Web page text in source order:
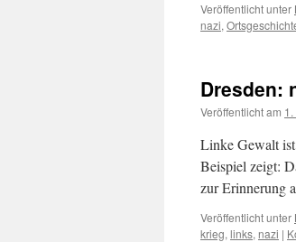
Veröffentlicht unter
nazi,
Dresden:
Veröffentlicht am
Linke Gewalt
Beispiel zeigt:
zur Erinnerung
Veröffentlicht unter
krieg, links, nazi |